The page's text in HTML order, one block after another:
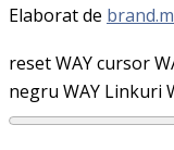
Elaborat de
reset WAYcursor
negru WAY Linkuri